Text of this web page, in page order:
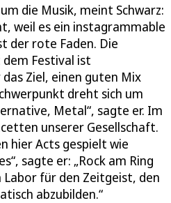
die Musik, meint Schwarz:
weil es ein instagrammable
der rote Faden. Die
Festival ist
das Ziel, einen guten Mix
dreht sich um
Metal“, sagte er. Im
unserer Gesellschaft.
hier Acts gespielt wie
sagte er: „Rock am Ring
Labor für den Zeitgeist, den
abzubilden.“